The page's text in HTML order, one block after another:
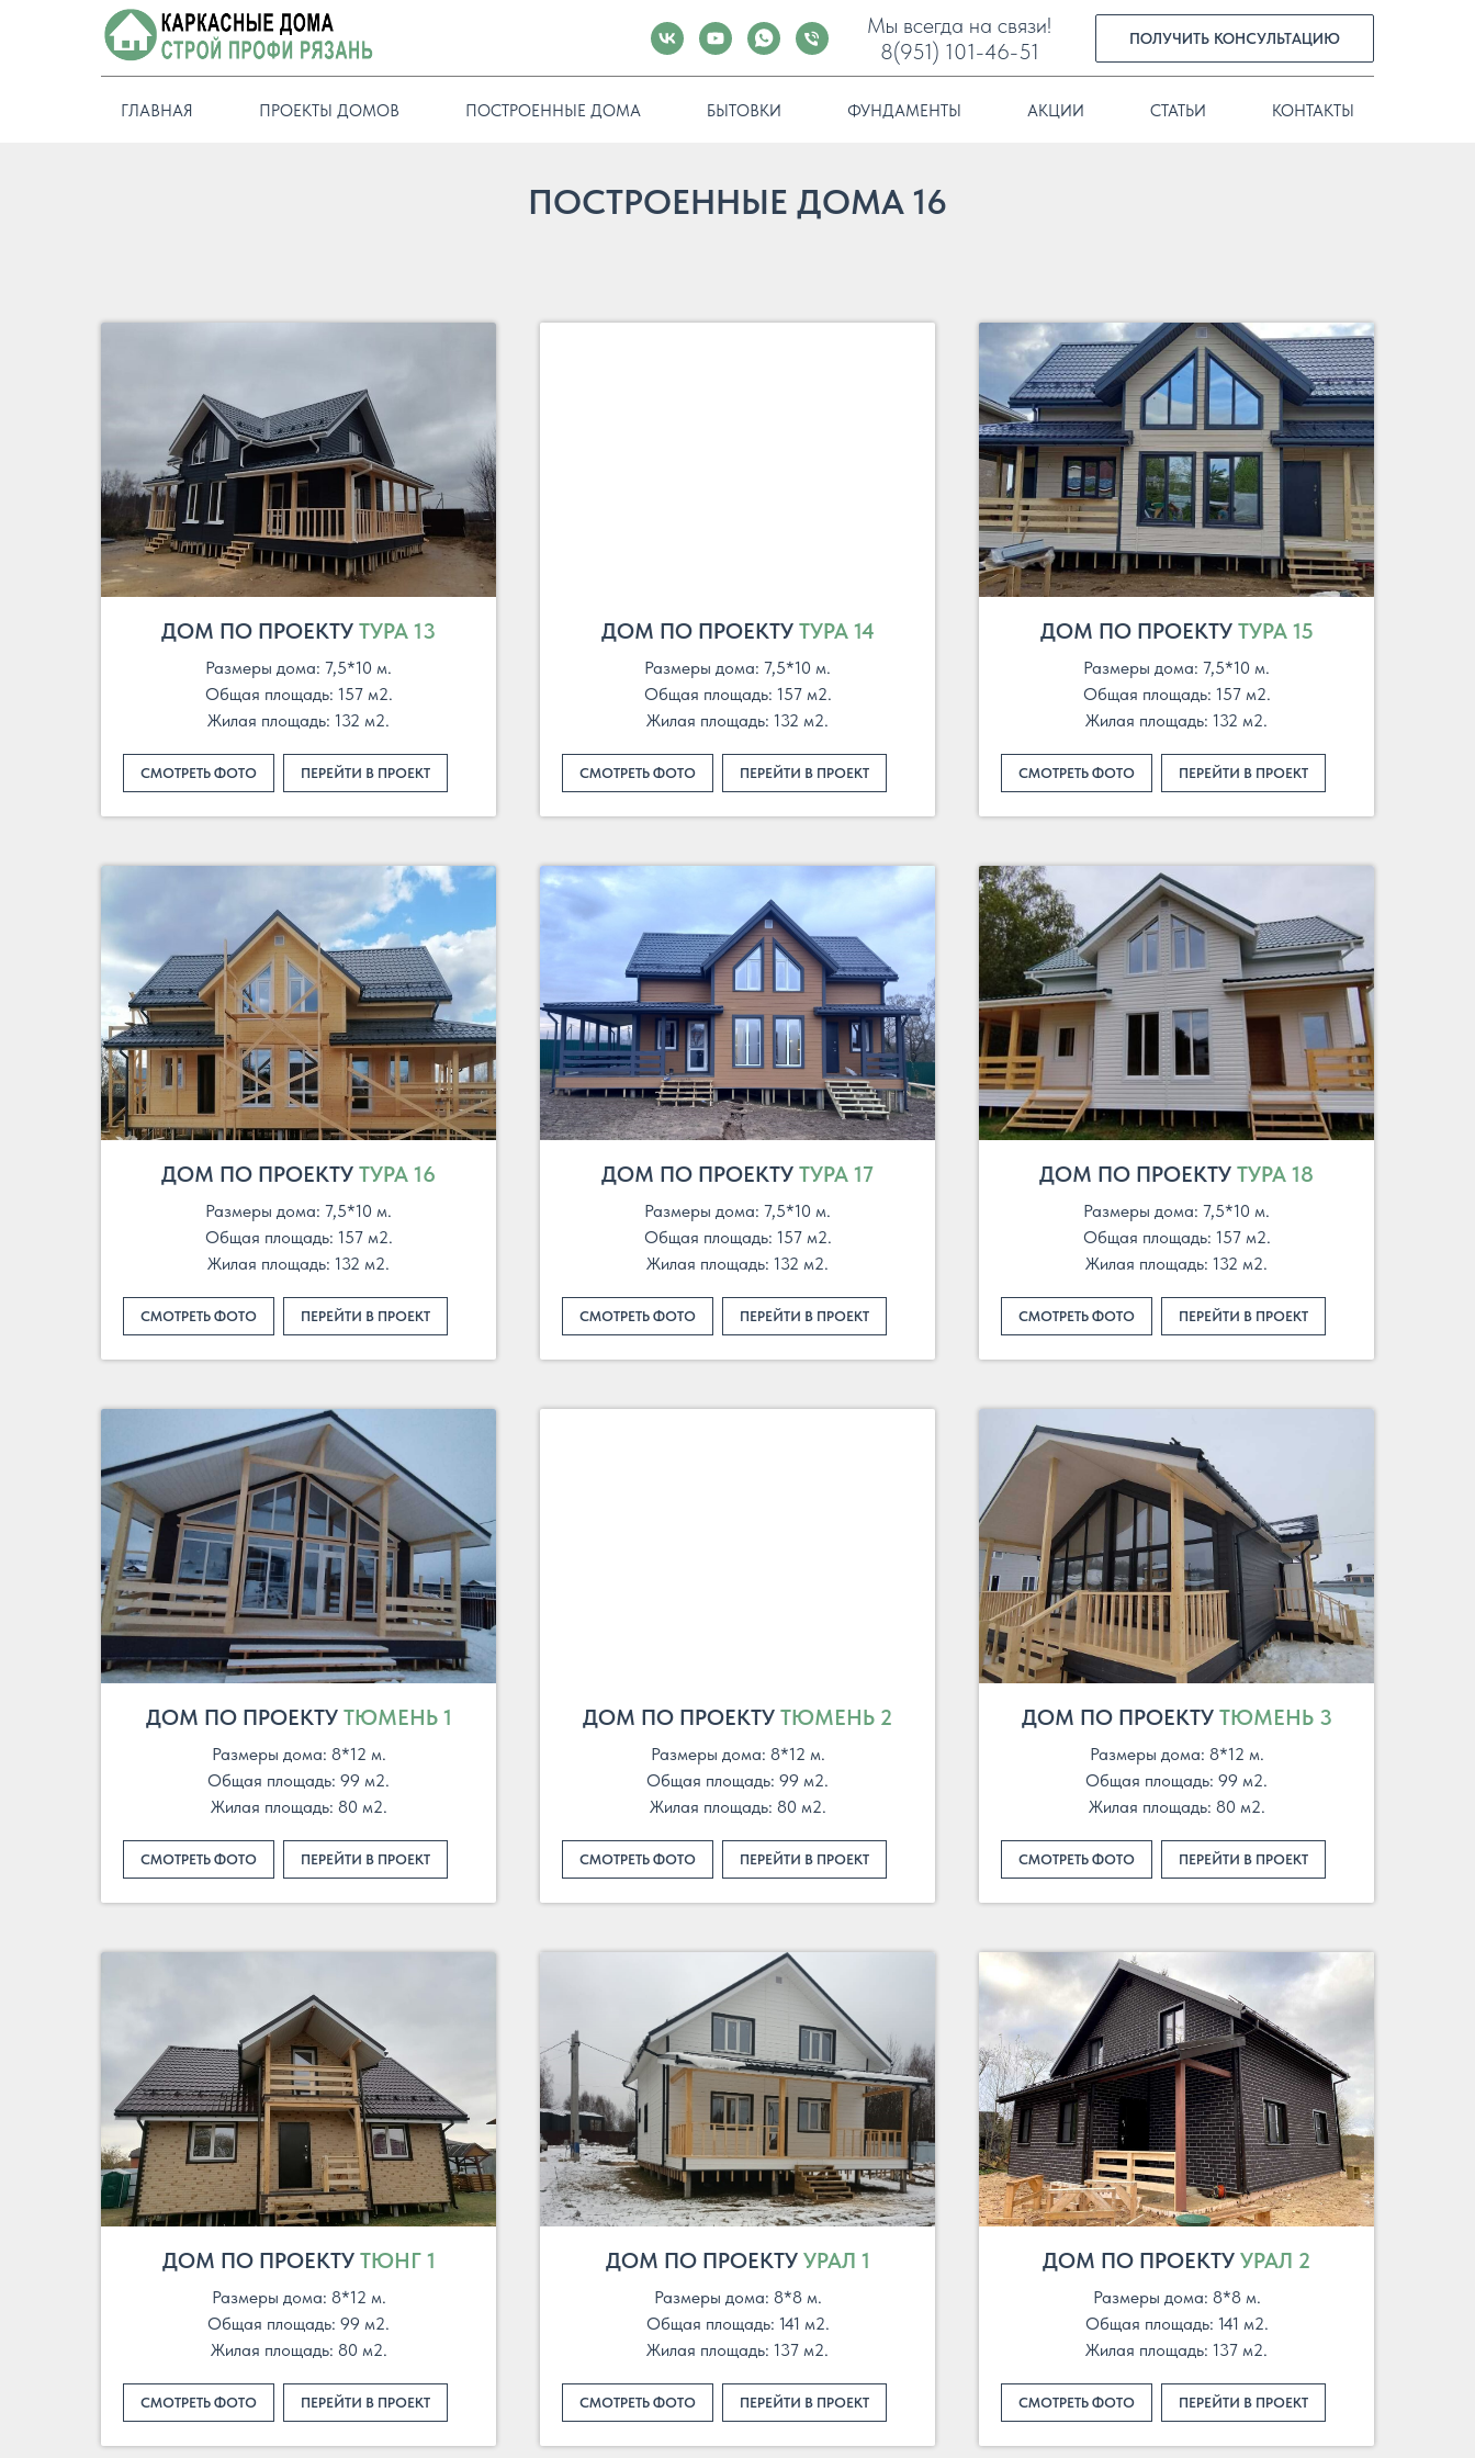
Мы всегда на связи!
8(951) 101-46-51
ПОЛУЧИТЬ КОНСУЛЬТАЦИЮ
ГЛАВНАЯ ПРОЕКТЫ ДОМОВ ПОСТРОЕННЫЕ ДОМА БЫТОВКИ ФУНДАМЕНТЫ АКЦИИ СТАТЬИ КОНТАКТЫ
ПОСТРОЕННЫЕ ДОМА 16
ДОМ ПО ПРОЕКТУ ТУРА 13
Размеры дома: 7,5*10 м.
Общая площадь: 157 м2.
Жилая площадь: 132 м2.
СМОТРЕТЬ ФОТО ПЕРЕЙТИ В ПРОЕКТ
ДОМ ПО ПРОЕКТУ ТУРА 14
Размеры дома: 7,5*10 м.
Общая площадь: 157 м2.
Жилая площадь: 132 м2.
СМОТРЕТЬ ФОТО ПЕРЕЙТИ В ПРОЕКТ
ДОМ ПО ПРОЕКТУ ТУРА 15
Размеры дома: 7,5*10 м.
Общая площадь: 157 м2.
Жилая площадь: 132 м2.
СМОТРЕТЬ ФОТО ПЕРЕЙТИ В ПРОЕКТ
ДОМ ПО ПРОЕКТУ ТУРА 16
Размеры дома: 7,5*10 м.
Общая площадь: 157 м2.
Жилая площадь: 132 м2.
СМОТРЕТЬ ФОТО ПЕРЕЙТИ В ПРОЕКТ
ДОМ ПО ПРОЕКТУ ТУРА 17
Размеры дома: 7,5*10 м.
Общая площадь: 157 м2.
Жилая площадь: 132 м2.
СМОТРЕТЬ ФОТО ПЕРЕЙТИ В ПРОЕКТ
ДОМ ПО ПРОЕКТУ ТУРА 18
Размеры дома: 7,5*10 м.
Общая площадь: 157 м2.
Жилая площадь: 132 м2.
СМОТРЕТЬ ФОТО ПЕРЕЙТИ В ПРОЕКТ
ДОМ ПО ПРОЕКТУ ТЮМЕНЬ 1
Размеры дома: 8*12 м.
Общая площадь: 99 м2.
Жилая площадь: 80 м2.
СМОТРЕТЬ ФОТО ПЕРЕЙТИ В ПРОЕКТ
ДОМ ПО ПРОЕКТУ ТЮМЕНЬ 2
Размеры дома: 8*12 м.
Общая площадь: 99 м2.
Жилая площадь: 80 м2.
СМОТРЕТЬ ФОТО ПЕРЕЙТИ В ПРОЕКТ
ДОМ ПО ПРОЕКТУ ТЮМЕНЬ 3
Размеры дома: 8*12 м.
Общая площадь: 99 м2.
Жилая площадь: 80 м2.
СМОТРЕТЬ ФОТО ПЕРЕЙТИ В ПРОЕКТ
ДОМ ПО ПРОЕКТУ ТЮНГ 1
Размеры дома: 8*12 м.
Общая площадь: 99 м2.
Жилая площадь: 80 м2.
СМОТРЕТЬ ФОТО ПЕРЕЙТИ В ПРОЕКТ
ДОМ ПО ПРОЕКТУ УРАЛ 1
Размеры дома: 8*8 м.
Общая площадь: 141 м2.
Жилая площадь: 137 м2.
СМОТРЕТЬ ФОТО ПЕРЕЙТИ В ПРОЕКТ
ДОМ ПО ПРОЕКТУ УРАЛ 2
Размеры дома: 8*8 м.
Общая площадь: 141 м2.
Жилая площадь: 137 м2.
СМОТРЕТЬ ФОТО ПЕРЕЙТИ В ПРОЕКТ